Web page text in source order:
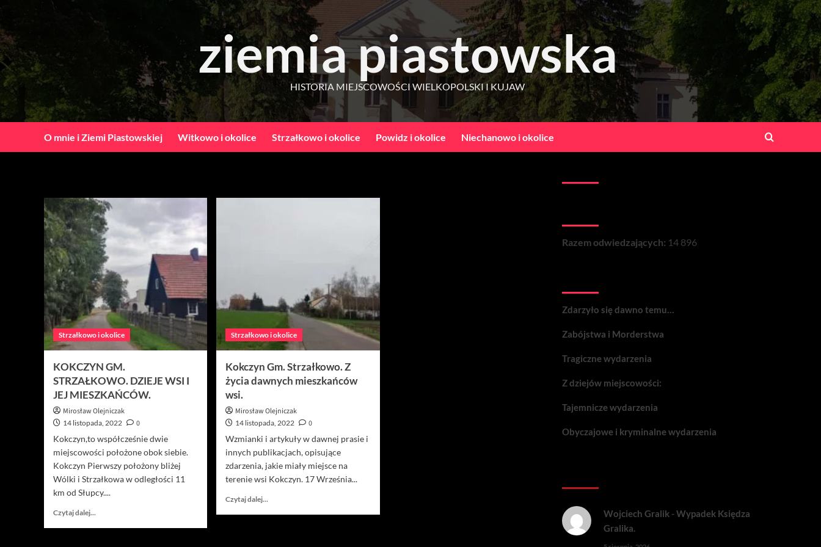
content
ziemia piastowska
HISTORIA MIEJSCOWOŚCI WIELKOPOLSKI I KUJAW
O mnie i Ziemi Piastowskiej Witkowo i okolice Strzałkowo i okolice Powidz i okolice Niechanowo i okolice
Strzałkowo i okolice
KOKCZYN GM.
STRZAŁKOWO. DZIEJE WSI I
JEJ MIESZKAŃCÓW.
Mirosław Olejniczak
14 listopada, 2022
0
Kokczyn,to współcześnie dwie
miejscowości położone obok siebie.
Kokczyn Pierwszy położony bliżej
Wólki i Strzałkowa w odległości 11
km od Słupcy....
Czytaj dalej...
Strzałkowo i okolice
Kokczyn Gm. Strzałkowo. Z
życia dawnych mieszkańców
wsi.
Mirosław Olejniczak
14 listopada, 2022
0
Wzmianki i artykuły w dawnej prasie i
innych publikacjach, opisujące
zdarzenia, jakie miały miejsce na
terenie wsi Kokczyn. 17 Września...
Czytaj dalej...
Razem odwiedzających: 14 896
Zdarzyło się dawno temu…
Zabójstwa i Morderstwa
Tragiczne wydarzenia
Z dziejów miejscowości:
Tajemnicze wydarzenia
Obyczajowe i kryminalne wydarzenia
Wojciech Gralik-Wypadek Księdza
Gralika.